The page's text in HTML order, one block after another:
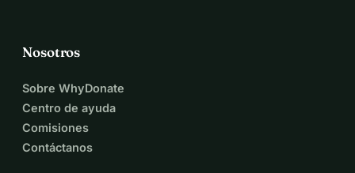
Nosotros
Sobre WhyDonate
Centro de ayuda
Comisiones
Contáctanos